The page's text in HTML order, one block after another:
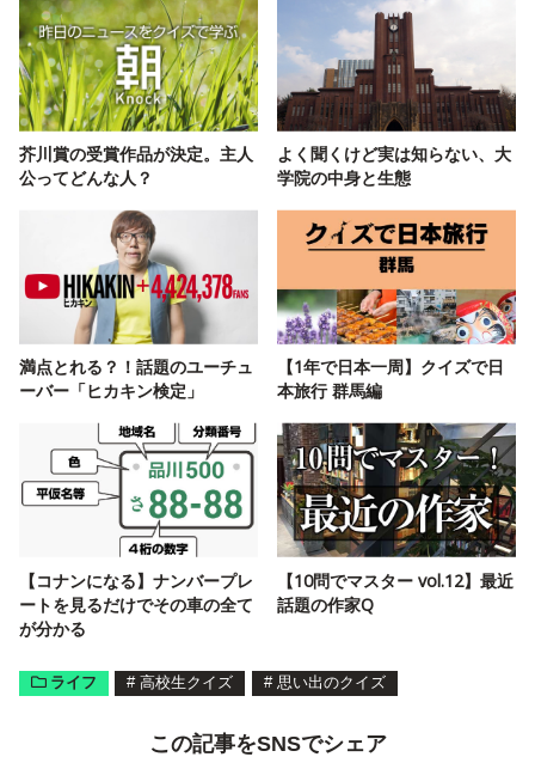
芥川賞の受賞作品が決定。主人
公ってどんな人？
よく聞くけど実は知らない、大
学院の中身と生態
満点とれる？！話題のユーチュ
ーバー「ヒカキン検定」
【1年で日本一周】クイズで日
本旅行 群馬編
【コナンになる】ナンバープレ
ートを見るだけでその車の全て
が分かる
【10問でマスター vol.12】最近
話題の作家Q
ライフ # 高校生クイズ # 思い出のクイズ
この記事をSNSでシェア